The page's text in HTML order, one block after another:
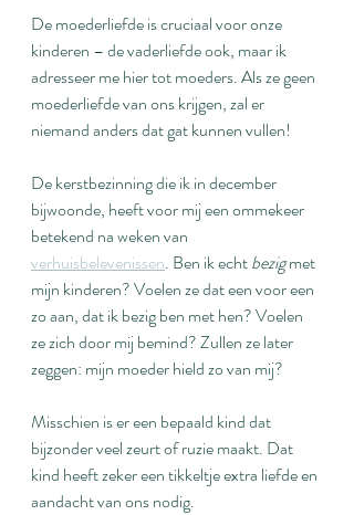
De moederliefde is cruciaal voor onze
kinderen – de vaderliefde ook, maar ik
adresseer me hier tot moeders. Als ze geen
moederliefde van ons krijgen, zal er
niemand anders dat gat kunnen vullen!
De kerstbezinning die ik in december
bijwoonde, heeft voor mij een ommekeer
betekend na weken van
verhuisbelevenissen. Ben ik echt bezig met
mijn kinderen? Voelen ze dat een voor een
zo aan, dat ik bezig ben met hen? Voelen
ze zich door mij bemind? Zullen ze later
zeggen: mijn moeder hield zo van mij?
Misschien is er een bepaald kind dat
bijzonder veel zeurt of ruzie maakt. Dat
kind heeft zeker een tikkeltje extra liefde en
aandacht van ons nodig.